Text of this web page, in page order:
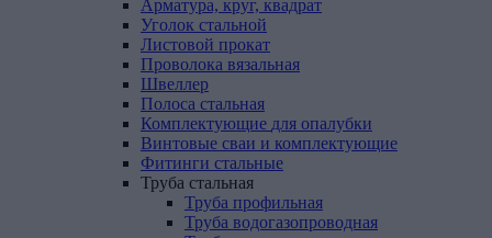
Арматура, круг, квадрат
Уголок стальной
Листовой прокат
Проволока вязальная
Швеллер
Полоса стальная
Комплектующие для опалубки
Винтовые сваи и комплектующие
Фитинги стальные
Труба стальная
Труба профильная
Труба водогазопроводная